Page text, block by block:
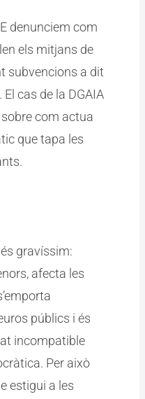
denunciem com
els mitjans de
subvencions a dit
cas de la DGAIA
com actua
que tapa les
és gravíssim:
afecta les
públics i és
incompatible
Per això
estigui a les